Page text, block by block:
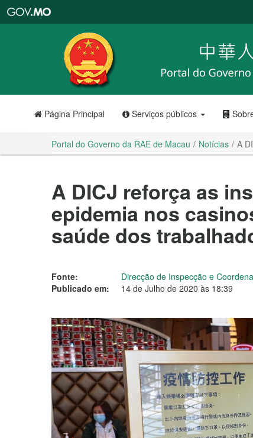
RAE
de
Macau
Página Principal Serviços públicos
Portal do Governo da RAE de Macau Notícias A
A DICJ reforça as
epidemia nos
saúde dos
Fonte:
Direcção de Inspecção e
Publicado em:
14 de Julho de 2020 às 18:39